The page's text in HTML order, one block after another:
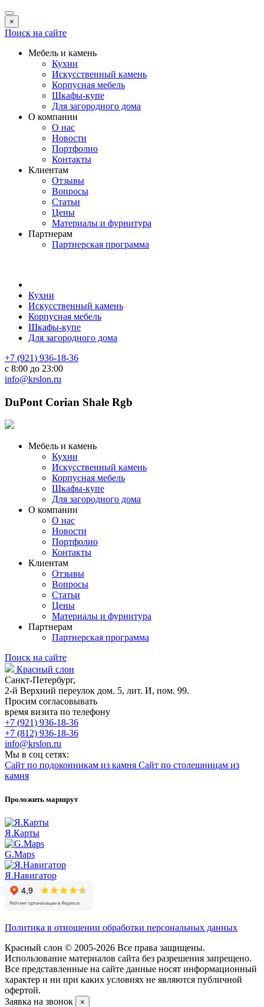
×
Поиск на сайте
Мебель и камень
Кухни
Искусственный камень
Корпусная мебель
Шкафы-купе
Для загородного дома
О компании
О нас
Новости
Портфолио
Контакты
Клиентам
Отзывы
Вопросы
Статьи
Цены
Материалы и фурнитура
Партнерам
Партнерская программа
Кухни
Искусственный камень
Корпусная мебель
Шкафы-купе
Для загородного дома
+7 (921) 936-18-36
с 8:00 до 23:00
info@krslon.ru
DuPont Corian Shale Rgb
Мебель и камень
Кухни
Искусственный камень
Корпусная мебель
Шкафы-купе
Для загородного дома
О компании
О нас
Новости
Портфолио
Контакты
Клиентам
Отзывы
Вопросы
Статьи
Цены
Материалы и фурнитура
Партнерам
Партнерская программа
Поиск на сайте
Красный слон
Санкт-Петербург,
2-й Верхний переулок дом. 5, лит. И, пом. 99.
Просим согласовывать
время визита по телефону
+7 (921) 936-18-36
+7 (812) 936-18-36
info@krslon.ru
Мы в соц сетях:
Сайт по подоконникам из камня Сайт по столешницам из
камня
Проложить маршрут
Я.Карты
G.Maps
Я.Навигатор
Политика в отношении обработки персональных данных
Красный слон © 2005-2026 Все права защищены.
Использование материалов сайта без разрешения запрещено.
Все представленные на сайте данные носят информационный
характер и ни при каких условиях не являются публичной
офертой.
Заявка на звонок
×